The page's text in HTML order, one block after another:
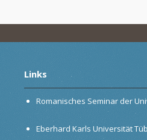
Links
Romanisches Seminar der
Eberhard Karls Universität